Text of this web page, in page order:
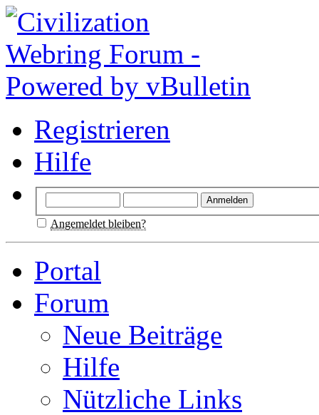
Registrieren
Hilfe
Angemeldet bleiben?
Portal
Forum
Neue Beiträge
Hilfe
Nützliche Links